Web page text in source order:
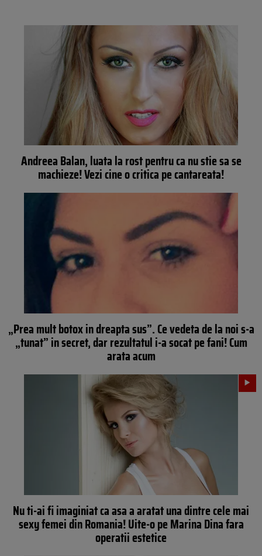
Andreea Balan, luata la rost pentru ca nu stie sa se
machieze! Vezi cine o critica pe cantareata!
„Prea mult botox in dreapta sus”. Ce vedeta de la noi s-a
„tunat” in secret, dar rezultatul i-a socat pe fani! Cum
arata acum
Nu ti-ai fi imaginiat ca asa a aratat una dintre cele mai
sexy femei din Romania! Uite-o pe Marina Dina fara
operatii estetice